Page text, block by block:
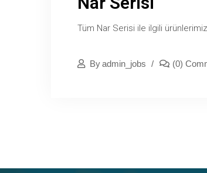
Tüm Nar Serisi ile ilgili
ByAdmin_jobs (0)